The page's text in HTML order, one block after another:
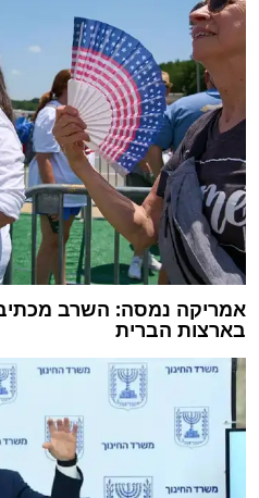
אמריקה נמסה: השרב
בארצות הברית